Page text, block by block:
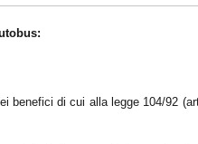
benefici di cui alla legge 104/92